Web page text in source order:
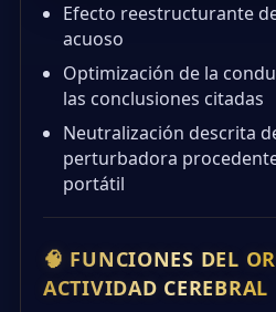
Efecto reestructurante
acuoso
Optimización de la
las conclusiones citadas
Neutralización descrita
perturbadora
portátil
🧠 FUNCIONES DEL
ACTIVIDAD CEREBRAL